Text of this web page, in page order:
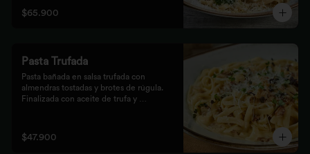
$65.900
Pasta Trufada
Pasta bañada en salsa trufada con
almendras tostadas y brotes de rúgula.
Finalizada con aceite de trufa y
$47.900